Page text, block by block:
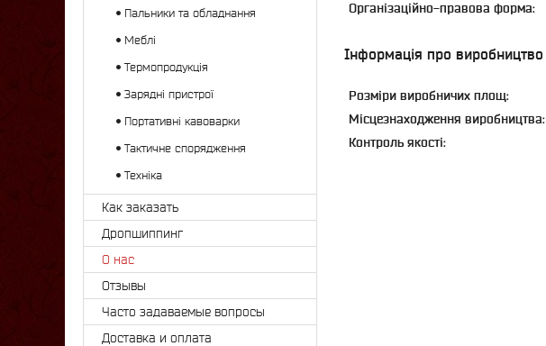
Організаційно-правова форма:
Інформація про виробництво
Розміри виробничих площ:
Місцезнаходження виробництва:
Контроль якості:
Пальники та обладнання
Меблі
Термопродукція
Зарядні пристрої
Портативні кавоварки
Тактичне спорядження
Техніка
Как заказать
Дропшиппинг
О нас
Отзывы
Часто задаваемые вопросы
Доставка и оплата